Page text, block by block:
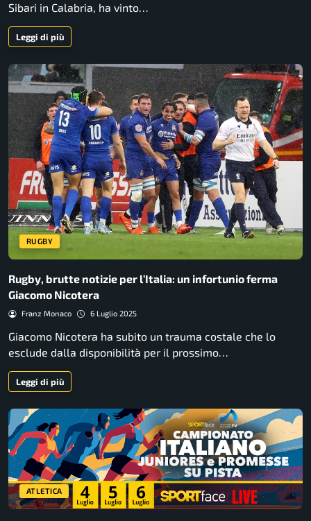
Sibari in Calabria, ha vinto…
Leggi di più
RUGBY
Rugby, brutte notizie per l’Italia: un infortunio ferma
Giacomo Nicotera
Franz Monaco 6 Luglio 2025
Giacomo Nicotera ha subito un trauma costale che lo
esclude dalla disponibilità per il prossimo…
Leggi di più
ATLETICA